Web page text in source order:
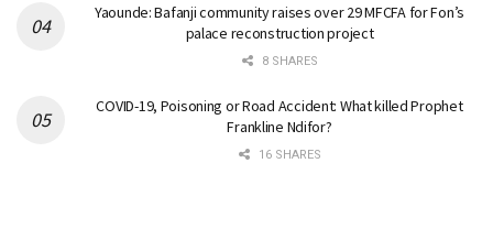
Yaounde: Bafanji community raises over 29 MFCFA for Fon’s
palace reconstruction project
8 SHARES
COVID-19, Poisoning or Road Accident: What killed Prophet
Frankline Ndifor?
16 SHARES